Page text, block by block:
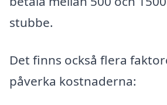
stubbe.
Det finns också flera
påverka kostnaderna: